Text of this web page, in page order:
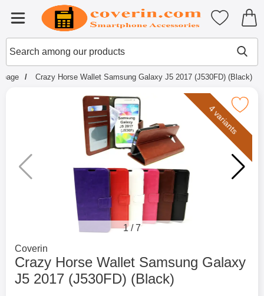
Menu
Startpage for Tibro Billiga
Search
Search among our products
My
Crazy Horse Wallet Samsung Galaxy J5 2017 (J530FD) (Black)
Mark crazy Horse Wallet Samsung Galaxy
4 variants
1/7
Go to brand page for
Coverin
Crazy Horse Wallet Samsung Galaxy
J5 2017 (J530FD) (Black)